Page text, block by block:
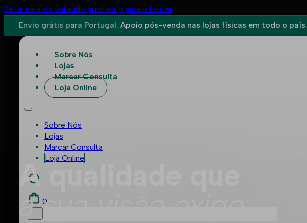
Saltar para o conteúdo principal Ir para o footer
Envio grátis para Portugal. Apoio pós-venda nas lojas físicas em todo o país.
Sobre Nós
Lojas
Marcar Consulta
Loja Online
Sobre Nós
Lojas
Marcar Consulta
Loja Online
0
A qualidade que
a sua visão exige